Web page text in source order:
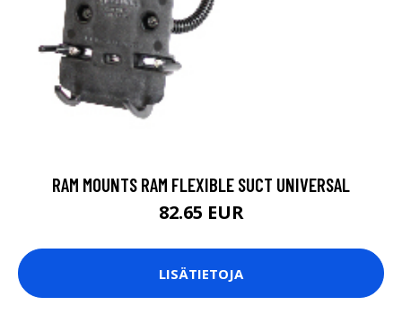
RAM MOUNTS RAM FLEXIBLE SUCT UNIVERSAL
82.65 EUR
LISÄTIETOJA